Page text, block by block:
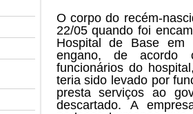
O corpo do recém-
22/05 quando foi
Hospital de Base em
engano, de acordo
funcionários do
teria sido levado por
presta serviços ao
descartado. A